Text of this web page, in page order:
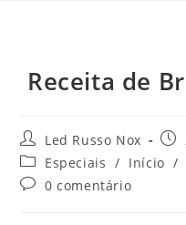
Receita de
Led Russo Nox
Especiais / Início /
0 comentário